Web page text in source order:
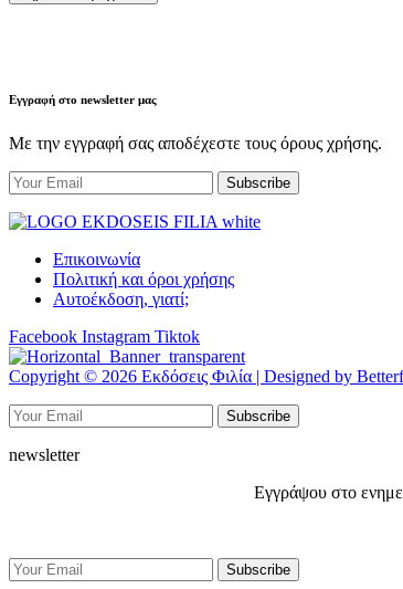
Εγγραφή στο newsletter μας
Με την εγγραφή σας αποδέχεστε τους όρους χρήσης.
Επικοινωνία
Πολιτική και όροι χρήσης
Αυτοέκδοση, γιατί;
Facebook Instagram Tiktok
Copyright © 2026 Εκδόσεις Φιλία | Designed by
newsletter
Εγγράψου στο